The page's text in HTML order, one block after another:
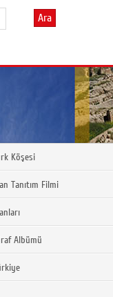
Ara
Köşesi
Tanıtım Filmi
Albümü